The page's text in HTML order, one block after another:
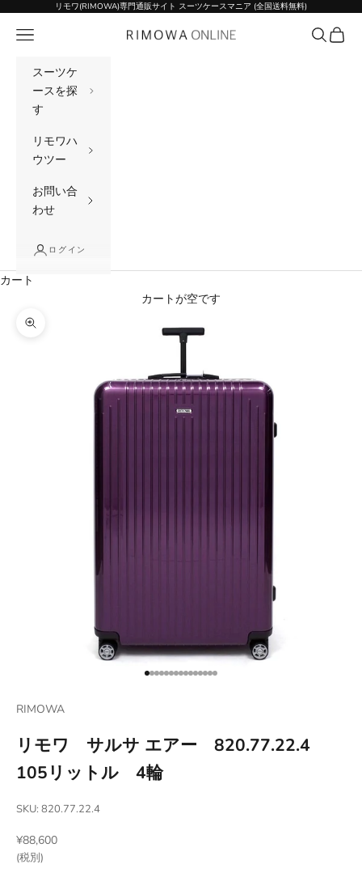
コンテンツへスキップリモワ(RIMOWA)専門通販サイト スーツケースマニア (全国送料無料)
リモワ(RIMOWA)専門通販サイト スーツケー
メニュー 検索カート
スーツケ
ースを探
す
リモワハ
ウツー
お問い合
わせ
ログイン
カート
カートが空です
ズームイン
項目に移動する 1
項目に移動する 2
項目に移動する 3
項目に移動する 4
項目に移動する 5
項目に移動する 6
項目に移動する 7
項目に移動する 8
項目に移動する 9
項目に移動する 10
項目に移動する 11
項目に移動する 12
項目に移動する 13
項目に移動する 14
項目に移動する 15
RIMOWA
リモワ サルサ エアー 820.77.22.4
105リットル 4輪
SKU: 820.77.22.4
セール価格
¥88,600
(税別)